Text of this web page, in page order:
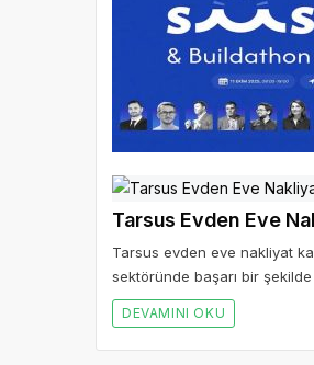
Tarsus Evden Eve
Tarsus evden eve nakliyat
sektöründe başarı bir şekilde
DEVAMINI OKU